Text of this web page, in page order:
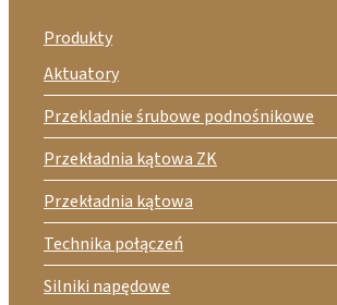
Produkty
Aktuatory
Przekladnie śrubowe podnośnikowe
Przekładnia kątowa ZK
Przekładnia kątowa
Technika połączeń
Silniki napędowe